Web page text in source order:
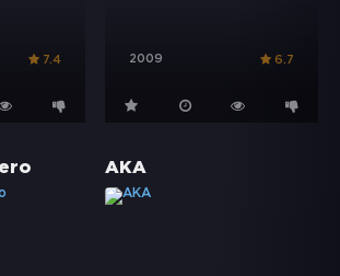
7.4 2009 6.7
AKA